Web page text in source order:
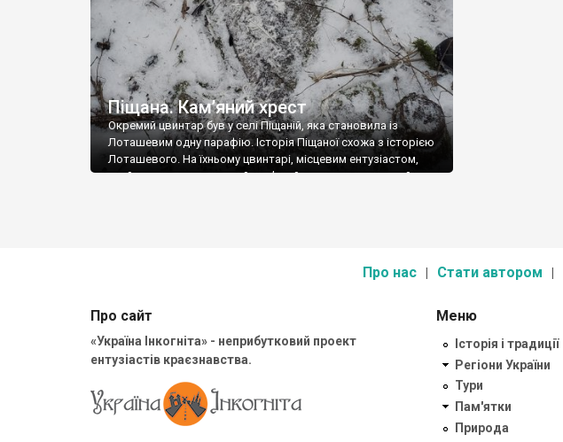
Піщана. Кам’яний хрест
Окремий цвинтар був у селі Піщаній, яка становила із
Лоташевим одну парафію. Історія Піщаної схожа з історією
Лоташевого. На їхньому цвинтарі, місцевим ентузіастом,
знайдено один завалений кам’яний хрест, та невеликий
Про нас Стати автором
Про сайт
«Україна Інкогніта» - неприбутковий проект
ентузіастів краєзнавства.
Меню
Історія і традиції
Регіони України
Тури
Пам'ятки
Природа